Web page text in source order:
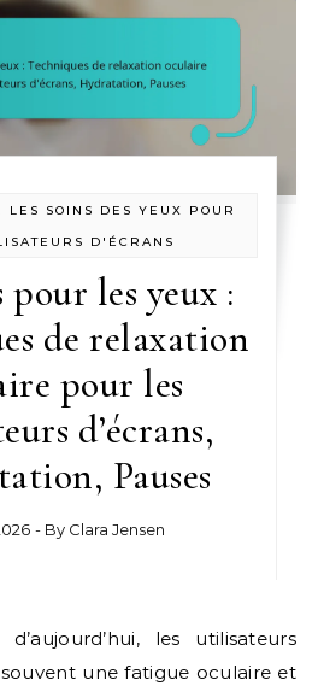
LES SOINS DES YEUX POUR
D'ÉCRANS
pour les yeux :
de relaxation
pour les
d’écrans,
Pauses
- By Clara Jensen
souvent une fatigue oculaire et